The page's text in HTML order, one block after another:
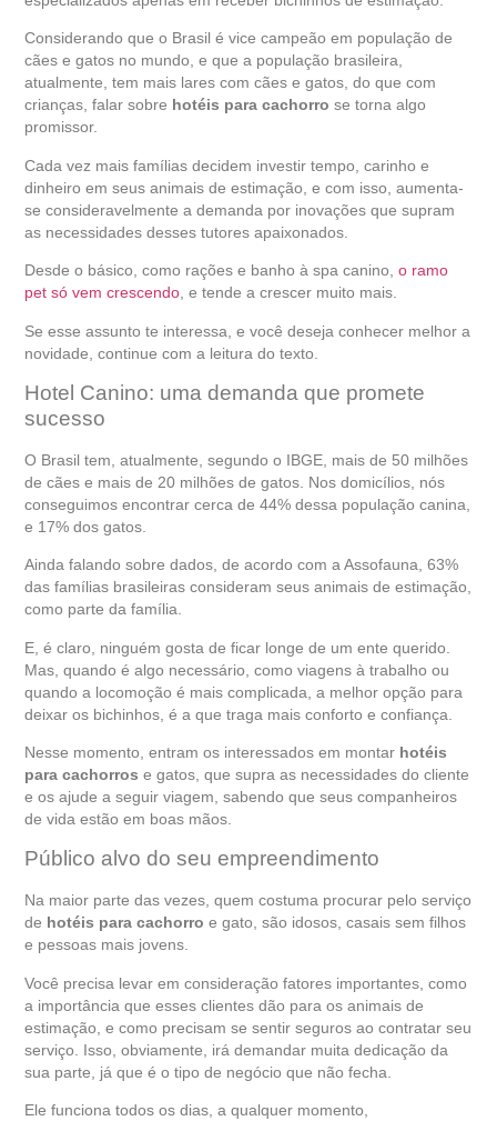
Considerando que o Brasil é vice campeão em população de
cães e gatos no mundo, e que a população brasileira,
atualmente, tem mais lares com cães e gatos, do que com
crianças, falar sobre hotéis para cachorro se torna algo
promissor.
Cada vez mais famílias decidem investir tempo, carinho e
dinheiro em seus animais de estimação, e com isso, aumenta-
se consideravelmente a demanda por inovações que supram
as necessidades desses tutores apaixonados.
Desde o básico, como rações e banho à spa canino,o ramo
pet só vem crescendo , e tende a crescer muito mais.
Se esse assunto te interessa, e você deseja conhecer melhor a
novidade, continue com a leitura do texto.
Hotel Canino: uma demanda que promete
sucesso
O Brasil tem, atualmente, segundo o IBGE, mais de 50 milhões
de cães e mais de 20 milhões de gatos. Nos domicílios, nós
conseguimos encontrar cerca de 44% dessa população canina,
e 17% dos gatos.
Ainda falando sobre dados, de acordo com a Assofauna, 63%
das famílias brasileiras consideram seus animais de estimação,
como parte da família.
E, é claro, ninguém gosta de ficar longe de um ente querido.
Mas, quando é algo necessário, como viagens à trabalho ou
quando a locomoção é mais complicada, a melhor opção para
deixar os bichinhos, é a que traga mais conforto e confiança.
Nesse momento, entram os interessados em montar hotéis
para cachorros e gatos, que supra as necessidades do cliente
e os ajude a seguir viagem, sabendo que seus companheiros
de vida estão em boas mãos.
Público alvo do seu empreendimento
Na maior parte das vezes, quem costuma procurar pelo serviço
de hotéis para cachorro e gato, são idosos, casais sem filhos
e pessoas mais jovens.
Você precisa levar em consideração fatores importantes, como
a importância que esses clientes dão para os animais de
estimação, e como precisam se sentir seguros ao contratar seu
serviço. Isso, obviamente, irá demandar muita dedicação da
sua parte, já que é o tipo de negócio que não fecha.
Ele funciona todos os dias, a qualquer momento,